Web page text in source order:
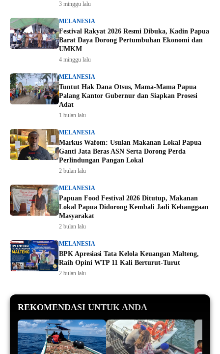
3 minggu lalu
MELANESIA
Festival Rakyat 2026 Resmi Dibuka, Kadin Papua
Barat Daya Dorong Pertumbuhan Ekonomi dan
UMKM
4 minggu lalu
MELANESIA
Tuntut Hak Dana Otsus, Mama-Mama Papua
Palang Kantor Gubernur dan Siapkan Prosesi
Adat
1 bulan lalu
MELANESIA
Markus Wafom: Usulan Makanan Lokal Papua
Ganti Jata Beras ASN Serta Dorong Perda
Perlindungan Pangan Lokal
2 bulan lalu
MELANESIA
Papuan Food Festival 2026 Ditutup, Makanan
Lokal Papua Didorong Kembali Jadi Kebanggaan
Masyarakat
2 bulan lalu
MELANESIA
BPK Apresiasi Tata Kelola Keuangan Malteng,
Raih Opini WTP 11 Kali Berturut-Turut
2 bulan lalu
REKOMENDASI UNTUK ANDA